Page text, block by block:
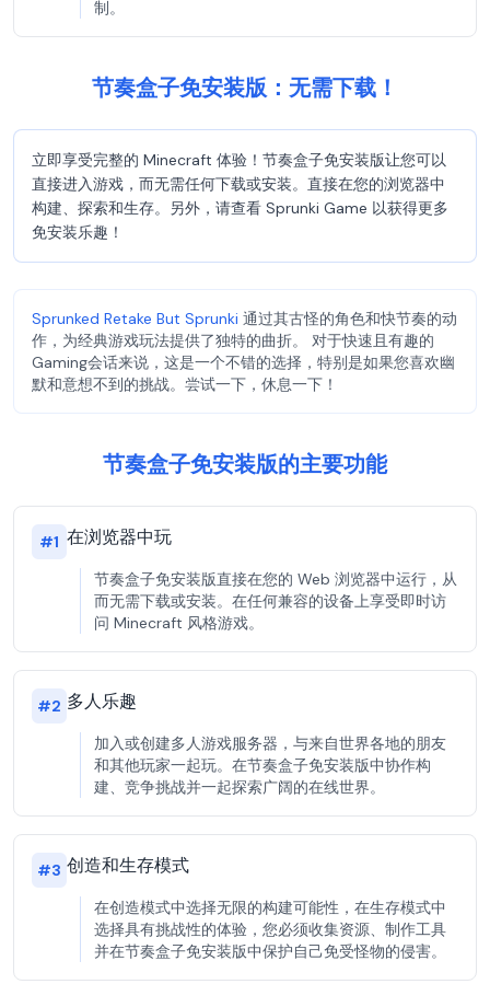
制。
节奏盒子免安装版：无需下载！
立即享受完整的 Minecraft 体验！节奏盒子免安装版让您可以
直接进入游戏，而无需任何下载或安装。直接在您的浏览器中
构建、探索和生存。另外，请查看 Sprunki Game 以获得更多
免安装乐趣！
Sprunked Retake But Sprunki 通过其古怪的角色和快节奏的动
作，为经典游戏玩法提供了独特的曲折。 对于快速且有趣的
Gaming会话来说，这是一个不错的选择，特别是如果您喜欢幽
默和意想不到的挑战。尝试一下，休息一下！
节奏盒子免安装版的主要功能
#1 在浏览器中玩
节奏盒子免安装版直接在您的 Web 浏览器中运行，从
而无需下载或安装。在任何兼容的设备上享受即时访
问 Minecraft 风格游戏。
#2 多人乐趣
加入或创建多人游戏服务器，与来自世界各地的朋友
和其他玩家一起玩。在节奏盒子免安装版中协作构
建、竞争挑战并一起探索广阔的在线世界。
#3 创造和生存模式
在创造模式中选择无限的构建可能性，在生存模式中
选择具有挑战性的体验，您必须收集资源、制作工具
并在节奏盒子免安装版中保护自己免受怪物的侵害。